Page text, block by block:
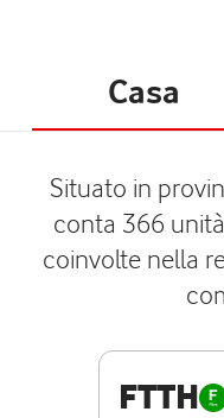
Casa
Situato in
conta 366
coinvolte nella
FTTH